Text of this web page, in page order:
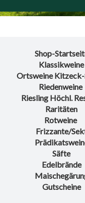
Shop-
Klassikweine
Ortsweine Kitzeck-
Riedenweine
Riesling Höchl.
Raritäten
Rotweine
Frizzante/
Säfte
Edelbrände
Gutscheine